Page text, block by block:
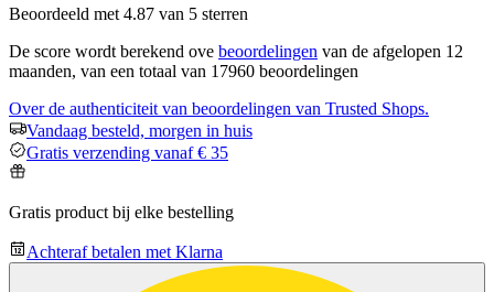
Beoordeeld met 4.87 van 5 sterren
De score wordt berekend ove beoordelingen van de afgelopen 12
maanden, van een totaal van 17960 beoordelingen
Over de authenticiteit van beoordelingen van Trusted Shops.
Vandaag besteld, morgen in huis
Gratis verzending vanaf € 35
Gratis product bij elke bestelling
Achteraf betalen met Klarna